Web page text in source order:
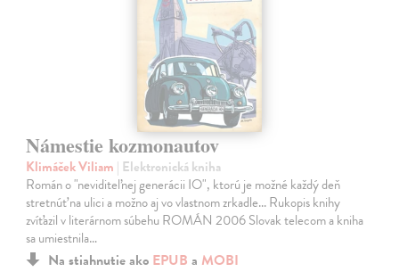
Námestie kozmonautov
Klimáček Viliam | Elektronická kniha
Román o "neviditeľnej generácii IO", ktorú je možné každý deň
stretnúť na ulici a možno aj vo vlastnom zrkadle... Rukopis knihy
zvíťazil v literárnom súbehu ROMÁN 2006 Slovak telecom a kniha
sa umiestnila…
Na stiahnutie ako EPUB a MOBI